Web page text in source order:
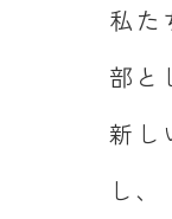
私た
部と
新し
し、